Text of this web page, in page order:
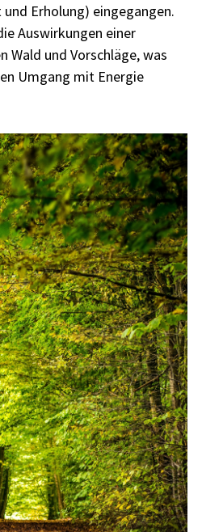
Erholung) eingegangen.
Auswirkungen einer
Wald und Vorschläge, was
Umgang mit Energie